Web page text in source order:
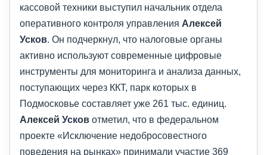
кассовой техники выступил начальник отдела
оперативного контроля управления Алексей
Усков. Он подчеркнул, что налоговые органы
активно используют современные цифровые
инструменты для мониторинга и анализа данных,
поступающих через ККТ, парк которых в
Подмосковье составляет уже 261 тыс. единиц.
Алексей Усков отметил, что в федеральном
проекте «Исключение недобросовестного
поведения на рынках» принимали участие 369